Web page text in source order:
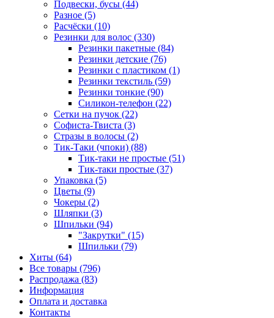
Подвески, бусы (44)
Разное (5)
Расчёски (10)
Резинки для волос (330)
Резинки пакетные (84)
Резинки детские (76)
Резинки с пластиком (1)
Резинки текстиль (59)
Резинки тонкие (90)
Силикон-телефон (22)
Сетки на пучок (22)
Софиста-Твиста (3)
Стразы в волосы (2)
Тик-Таки (чпоки) (88)
Тик-таки не простые (51)
Тик-таки простые (37)
Упаковка (5)
Цветы (9)
Чокеры (2)
Шляпки (3)
Шпильки (94)
"Закрутки" (15)
Шпильки (79)
Хиты (64)
Все товары (796)
Распродажа (83)
Информация
Оплата и доставка
Контакты